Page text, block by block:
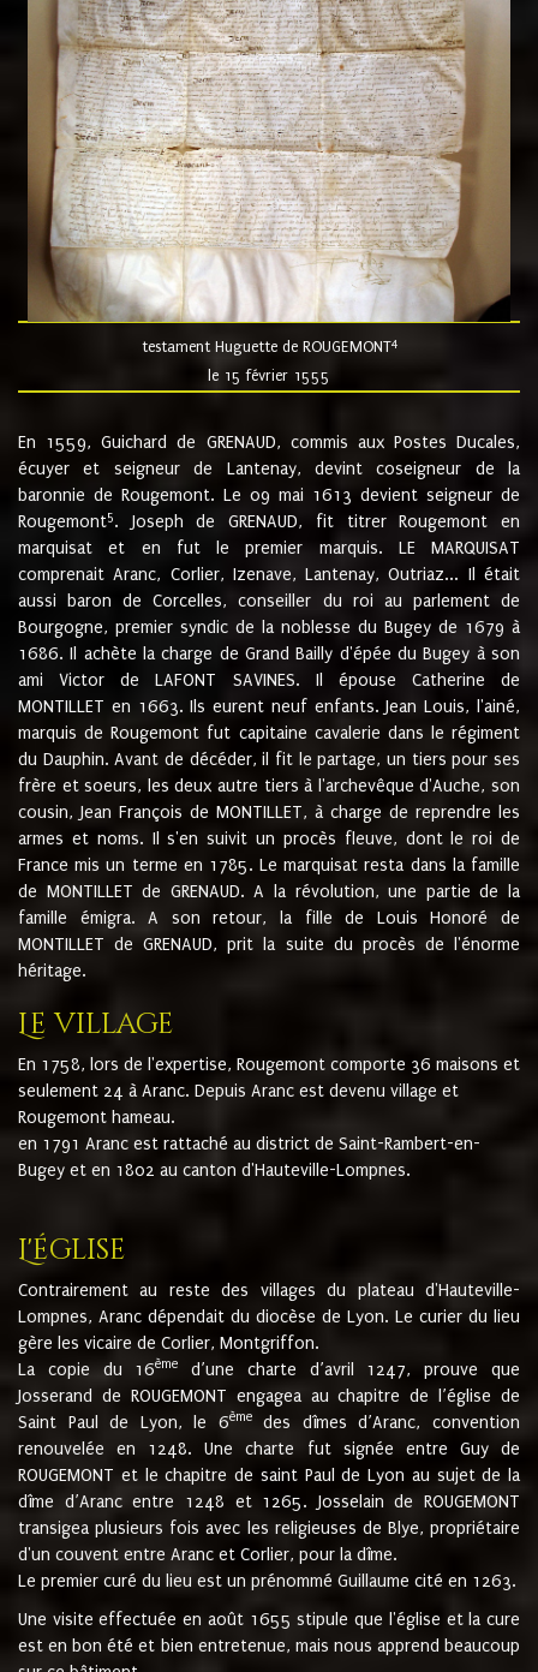
testament Huguette de ROUGEMONT4
le 15 février 1555
En 1559, Guichard de GRENAUD, commis aux Postes Ducales,
écuyer et seigneur de Lantenay, devint coseigneur de la
baronnie de Rougemont. Le 09 mai 1613 devient seigneur de
Rougemont5. Joseph de GRENAUD, fit titrer Rougemont en
marquisat et en fut le premier marquis. LE MARQUISAT
comprenait Aranc, Corlier, Izenave, Lantenay, Outriaz... Il était
aussi baron de Corcelles, conseiller du roi au parlement de
Bourgogne, premier syndic de la noblesse du Bugey de 1679 à
1686. Il achète la charge de Grand Bailly d'épée du Bugey à son
ami Victor de LAFONT SAVINES. Il épouse Catherine de
MONTILLET en 1663. Ils eurent neuf enfants. Jean Louis, l'ainé,
marquis de Rougemont fut capitaine cavalerie dans le régiment
du Dauphin. Avant de décéder, il fit le partage, un tiers pour ses
frère et soeurs, les deux autre tiers à l'archevêque d'Auche, son
cousin, Jean François de MONTILLET, à charge de reprendre les
armes et noms. Il s'en suivit un procès fleuve, dont le roi de
France mis un terme en 1785. Le marquisat resta dans la famille
de MONTILLET de GRENAUD. A la révolution, une partie de la
famille émigra. A son retour, la fille de Louis Honoré de
MONTILLET de GRENAUD, prit la suite du procès de l'énorme
héritage.
Le village
En 1758, lors de l'expertise, Rougemont comporte 36 maisons et
seulement 24 à Aranc. Depuis Aranc est devenu village et
Rougemont hameau.
en 1791 Aranc est rattaché au district de Saint-Rambert-en-
Bugey et en 1802 au canton d'Hauteville-Lompnes.
L'église
Contrairement au reste des villages du plateau d'Hauteville-
Lompnes, Aranc dépendait du diocèse de Lyon. Le curier du lieu
gère les vicaire de Corlier, Montgriffon.
La copie du 16ème
d’une charte d’avril 1247, prouve que
Josserand de ROUGEMONT engagea au chapitre de l’église de
Saint Paul de Lyon, le 6èmedes dîmes d’Aranc, convention
renouvelée en 1248. Une charte fut signée entre Guy de
ROUGEMONT et le chapitre de saint Paul de Lyon au sujet de la
dîme d’Aranc entre 1248 et 1265. Josselain de ROUGEMONT
transigea plusieurs fois avec les religieuses de Blye, propriétaire
d'un couvent entre Aranc et Corlier, pour la dîme.
Le premier curé du lieu est un prénommé Guillaume cité en 1263.
Une visite effectuée en août 1655 stipule que l'église et la cure
est en bon été et bien entretenue, mais nous apprend beaucoup